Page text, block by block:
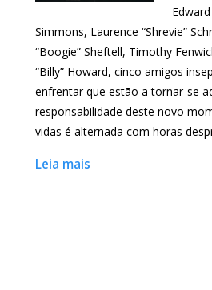
Edward
Simmons, Laurence “Shrevie”
“Boogie” Sheftell, Timothy
“Billy” Howard, cinco amigos
enfrentar que estão a tornar-se
responsabilidade deste novo
vidas é alternada com horas
Leia mais